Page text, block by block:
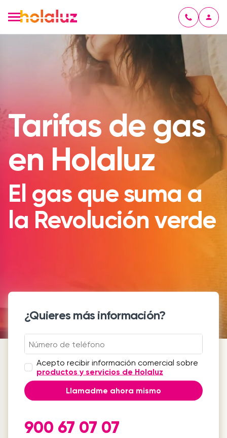
Tarifas de gas
en Holaluz
El gas que suma a
la Revolución verde
¿Quieres más información?
Acepto recibir información comercial sobre
productos y servicios de Holaluz
Llamadme ahora mismo
900 67 07 07